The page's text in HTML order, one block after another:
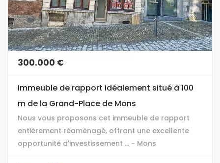
300.000 €
Immeuble de rapport idéalement situé à 100
m de la Grand-Place de Mons
Nous vous proposons cet immeuble de rapport
entièrement réaménagé, offrant une excellente
opportunité d'investissement ... - Mons